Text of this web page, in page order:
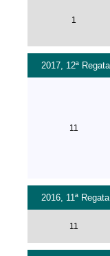
1
2017, 12ª
11
2016, 11ª
11